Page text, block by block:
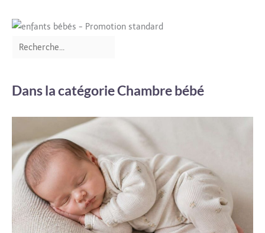
Dans la catégorie Chambre bébé